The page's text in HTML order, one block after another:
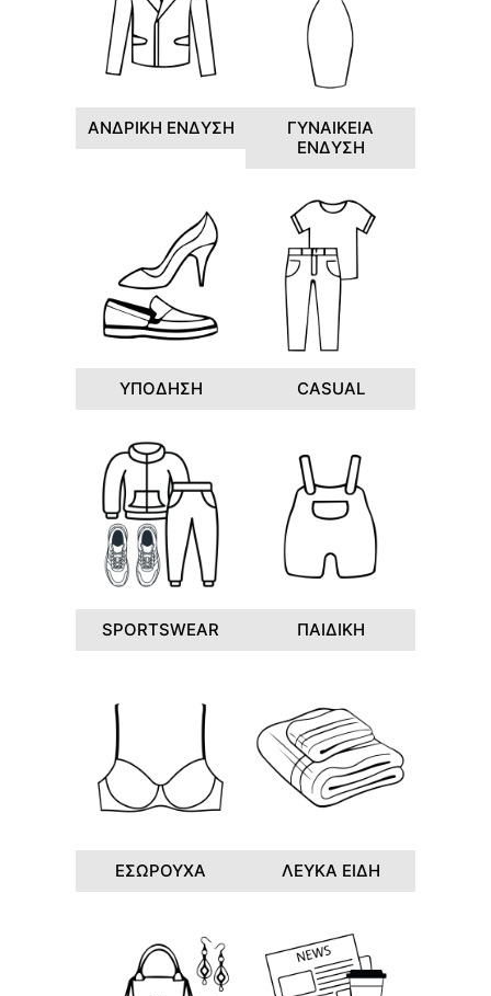
ΑΝΔΡΙΚΗ ΕΝΔΥΣΗ
ΓΥΝΑΙΚΕΙΑ
ΕΝΔΥΣΗ
ΥΠΟΔΗΣΗ CASUAL
SPORTSWEAR ΠΑΙΔΙΚΗ
ΕΣΩΡΟΥΧΑ ΛΕΥΚΑ ΕΙΔΗ